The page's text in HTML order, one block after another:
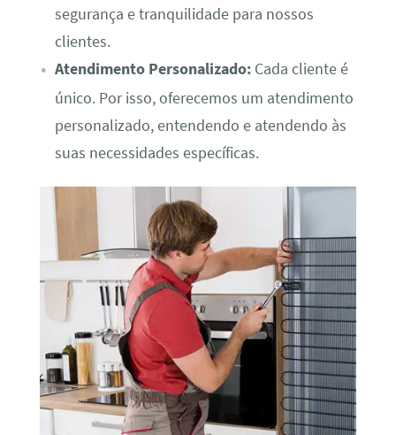
segurança e tranquilidade para nossos
clientes.
Atendimento Personalizado:Cada cliente é
único. Por isso, oferecemos um atendimento
personalizado, entendendo e atendendo às
suas necessidades específicas.